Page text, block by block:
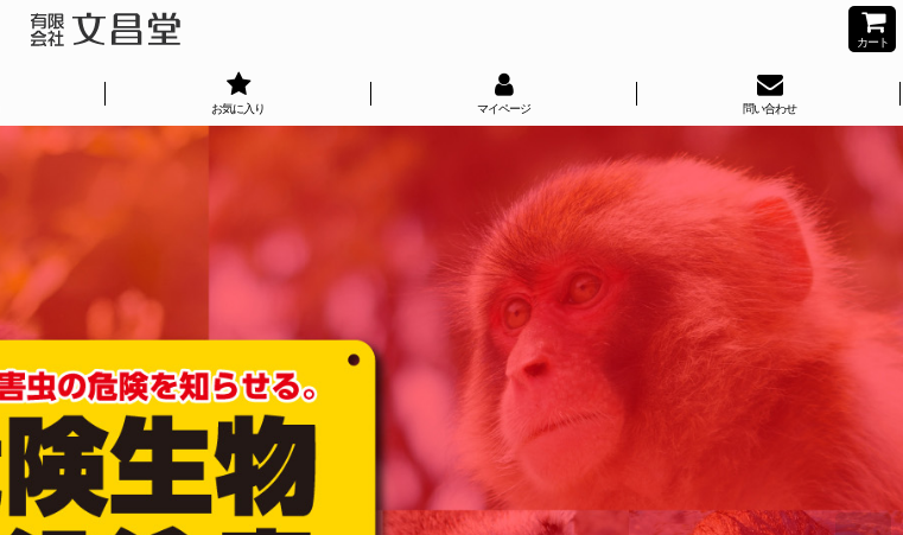
カート
お気に入り マイページ 問い合わせ